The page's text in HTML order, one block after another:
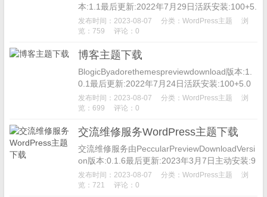
本:1.1最后更新:2022年7月29日活跃安装:100+5.
1或更高版本...
发布时间：2023-08-07 分类： WordPress主题
浏
览：759
评论：0
博客主题下载
BlogicByadorethemespreviewdownload版本:1.
0.1最后更新:2022年7月24日活跃安装:100+5.0
或更高版本PHP版...
发布时间：2023-08-07 分类： WordPress主题
浏
览：699
评论：0
交流维修服务WordPress主题下载
交流维修服务由PeccularPreviewDownloadVersi
on版本:0.1.6最后更新:2023年3月7日主动安装:9
0+PHP版本:5.6或更高...
发布时间：2023-08-07 分类： WordPress主题
浏
览：721
评论：0